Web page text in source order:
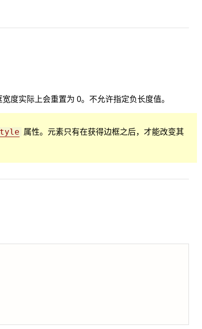
宽度实际上会重置为 0。不允许指定负长度值。
属性。元素只有在获得边框之后，才能改变其